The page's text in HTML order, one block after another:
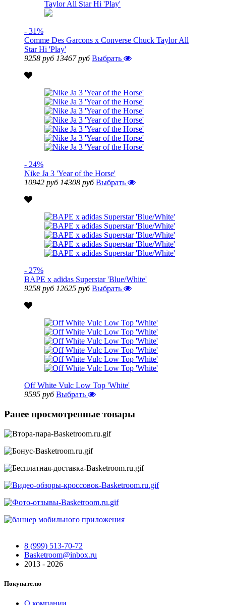
- 31%
Comme Des Garcons x Converse Chuck Taylor All
Star Hi 'Play'
9258 руб 13467 руб Выбрать
- 24%
Nike Ja 3 'Year of the Horse'
10942 руб 14308 руб Выбрать
- 27%
BAPE x adidas Superstar 'Blue/White'
9258 руб 12625 руб Выбрать
Off White Vulc Low Top 'White'
9595 руб Выбрать
Ранее просмотренные товары
8 (999) 513-70-72
Basketroom@inbox.ru
2013 - 2026
Покупателю
О компании